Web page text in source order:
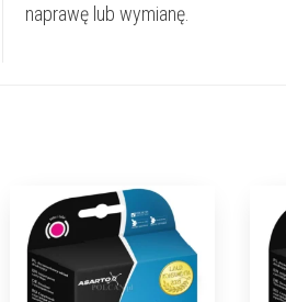
naprawę lub wymianę.